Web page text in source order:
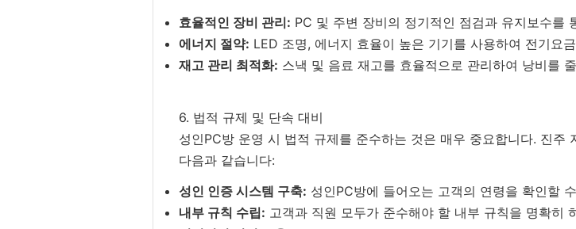
효율적인 장비 관리: PC 및 주변 장비의 정기적인 점검과 유지보수를
에너지 절약: LED 조명, 에너지 효율이 높은 기기를 사용하여 전기요
재고 관리 최적화: 스낵 및 음료 재고를 효율적으로 관리하여 낭비를
6. 법적 규제 및 단속 대비
성인PC방 운영 시 법적 규제를 준수하는 것은 매우 중요합니다. 진주
다음과 같습니다:
성인 인증 시스템 구축: 성인PC방에 들어오는 고객의 연령을 확인할
내부 규칙 수립: 고객과 직원 모두가 준수해야 할 내부 규칙을 명확히